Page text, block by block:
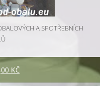
A SPOTŘEBNÍCH
KČ